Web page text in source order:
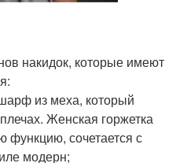
накидок, которые имеют
из меха, который
Женская горжетка
функцию, сочетается с
модерн;